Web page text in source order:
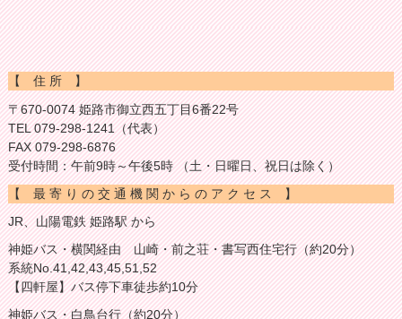
【 住 所 】
〒670-0074 姫路市御立西五丁目6番22号
TEL 079-298-1241（代表）
FAX 079-298-6876
受付時間：午前9時～午後5時 （土・日曜日、祝日は除く）
【 最 寄 り の 交 通 機 関 か ら の ア ク セ ス 】
JR、山陽電鉄 姫路駅 から
神姫バス・横関経由 山崎・前之荘・書写西住宅行（約20分）
系統No.41,42,43,45,51,52
【四軒屋】バス停下車徒歩約10分
神姫バス・白鳥台行（約20分）